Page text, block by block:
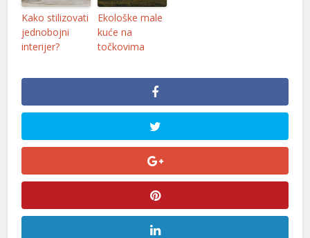
Kako stilizovati
jednobojni
interijer?
Ekološke male
kuće na
točkovima